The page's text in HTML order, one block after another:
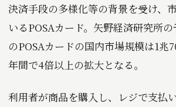
決済手段の多様化等の背景を受け、
いるPOSAカード。矢野経済研究所
のPOSAカードの国内市場規模は1兆
年間で4倍以上の拡大となる。
利用者が商品を購入し、レジで支払